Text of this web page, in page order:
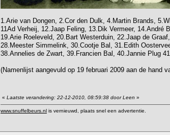
1.Arie van Dongen, 2.Cor den Dulk, 4.Martin Brands,
11Ad Verheij, 12.Jaap Feling, 13.Dik Vermeer, 14.André
19.Arie Roeleveld, 20.Bart Westerduin, 22.Jaap de
28.Meester Simmelink, 30.Cootje Bal, 31.Edith
38.Annelies de Zwart, 39.Francien Bal, 40.Jannie Plug
(Namenlijst aangevuld op 19 februari 2009 aan de hand
« Laatste verandering: 22-12-2010, 08:59:38 door Leen »
www.snuffelbeurs.nl is vernieuwd, plaats snel een advertentie.